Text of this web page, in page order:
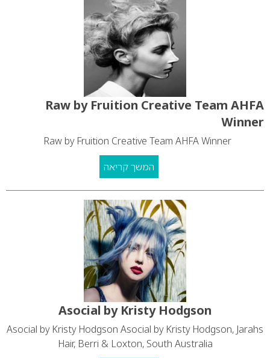
Raw by Fruition Creative Team AHFA
Winner
Raw by Fruition Creative Team AHFA Winner
המשך קריאה
Asocial by Kristy Hodgson
Asocial by Kristy Hodgson Asocial by Kristy Hodgson, Jarahs
Hair, Berri & Loxton, South Australia